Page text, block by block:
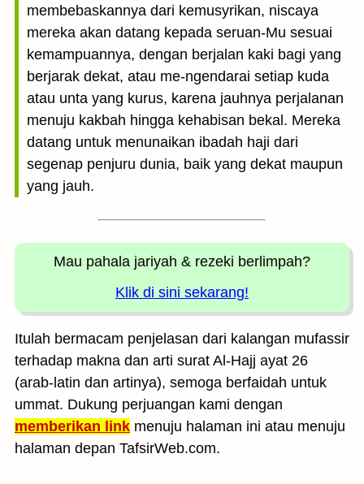
membebaskannya dari kemusyrikan, niscaya
mereka akan datang kepada seruan-Mu sesuai
kemampuannya, dengan berjalan kaki bagi yang
berjarak dekat, atau me-ngendarai setiap kuda
atau unta yang kurus, karena jauhnya perjalanan
menuju kakbah hingga kehabisan bekal. Mereka
datang untuk menunaikan ibadah haji dari
segenap penjuru dunia, baik yang dekat maupun
yang jauh.
Mau pahala jariyah & rezeki berlimpah?
Klik di sini sekarang!
Itulah bermacam penjelasan dari kalangan mufassir
terhadap makna dan arti surat Al-Hajj ayat 26
(arab-latin dan artinya), semoga berfaidah untuk
ummat. Dukung perjuangan kami dengan
memberikan link menuju halaman ini atau menuju
halaman depan TafsirWeb.com.